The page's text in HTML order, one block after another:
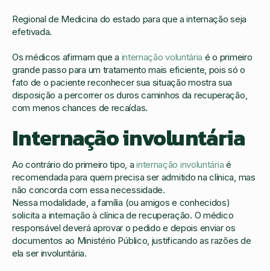
Regional de Medicina do estado para que a internação seja
efetivada.
Os médicos afirmam que a internação voluntária é o primeiro
grande passo para um tratamento mais eficiente, pois só o
fato de o paciente reconhecer sua situação mostra sua
disposição a percorrer os duros caminhos da recuperação,
com menos chances de recaídas.
Internação involuntária
Ao contrário do primeiro tipo, ainternação involuntária é
recomendada para quem precisa ser admitido na clínica, mas
não concorda com essa necessidade.
Nessa modalidade, a família (ou amigos e conhecidos)
solicita a internação à clínica de recuperação. O médico
responsável deverá aprovar o pedido e depois enviar os
documentos ao Ministério Público, justificando as razões de
ela ser involuntária.